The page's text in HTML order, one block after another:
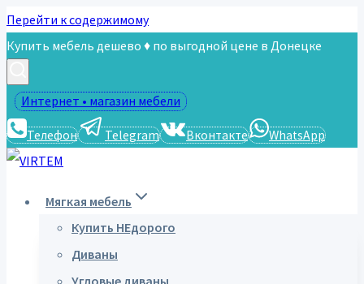
Перейти к содержимому
Купить мебель дешево ♦ по выгодной цене в Донецке
Интернет • магазин мебели
Телефон Telegram Вконтакте WhatsApp
Мягкая мебель
Купить НЕдорого
Диваны
Угловые диваны